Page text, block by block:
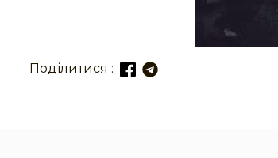
Поділитися :